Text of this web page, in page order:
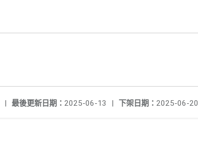
下架日期： 2025-06-20
最後更新日期： 2025-06-13 |
|